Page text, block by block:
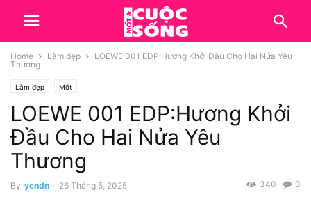
Home Làm đẹp
LOEWE 001 EDP:Hương Khởi Đầu Cho Hai Nửa Yêu
Thương
Làm đẹp Mốt
LOEWE 001 EDP:Hương Khởi
Đầu Cho Hai Nửa Yêu
Thương
By yendn - 26 Tháng 5, 2025 0
340